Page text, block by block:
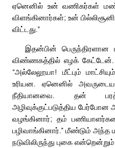
ஏனெனில் உன் வணிகர்கள்
விளங்கினார்கள்; உன்
விட்டது.”
இதன்பின்
விண்ணகத்தில் எழக் கேட்டேன்.
“அல்லேலூயா! மீட்பும்
உரியன. ஏனெனில்
நீதியானவை. தன்
அழிவுக்குட்படுத்திய பேர்போன
வழங்கினார்; தம்
பழிவாங்கினார்.” மீண்டும்
நடுவிலிருந்து புகை